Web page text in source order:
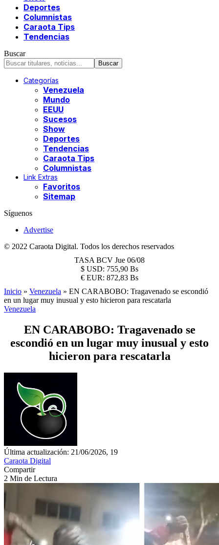
Deportes
Columnistas
Caraota Tips
Tendencias
Buscar
Categorías
Venezuela
Mundo
EEUU
Sucesos
Show
Deportes
Tendencias
Caraota Tips
Columnistas
Link Extras
Favoritos
Sitemap
Síguenos
Advertise
© 2022 Caraota Digital. Todos los derechos reservados
TASA BCV Jue 06/08
$ USD: 755,90 Bs
€ EUR: 872,83 Bs
Inicio » Venezuela » EN CARABOBO: Tragavenado se escondió
en un lugar muy inusual y esto hicieron para rescatarla
Venezuela
EN CARABOBO: Tragavenado se
escondió en un lugar muy inusual y esto
hicieron para rescatarla
Última actualización: 21/06/2026, 19
Caraota Digital
Compartir
2 Min de Lectura